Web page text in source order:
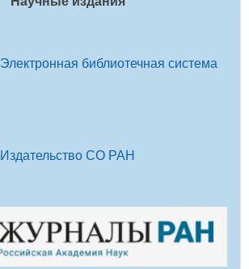
Электронная библиотечная система
Издательство СО РАН